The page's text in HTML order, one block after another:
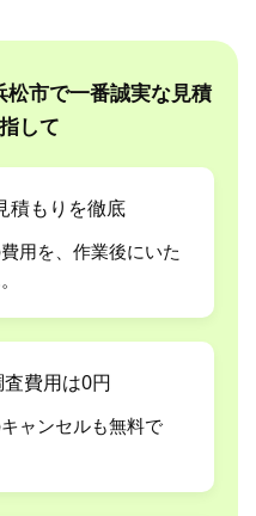
市で一番誠実な見積
して
積もりを徹底
用を、作業後にいた
費用は0円
ャンセルも無料で